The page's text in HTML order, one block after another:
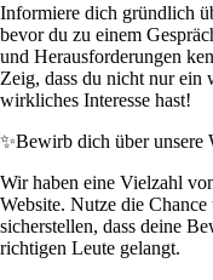
Informiere dich gründlich
bevor du zu einem
und Herausforderungen
Zeig, dass du nicht nur ein
wirkliches Interesse hast!
✨Bewirb dich über unsere
Wir haben eine Vielzahl
Website. Nutze die
sicherstellen, dass deine
richtigen Leute gelangt.